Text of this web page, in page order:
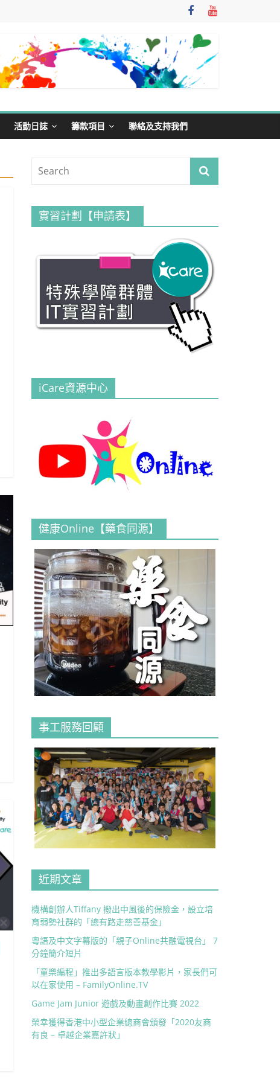
活動日誌 籌款項目 聯絡及支持我們
實習計劃【申請表】
iCare資源中心
健康Online【藥食同源】
事工服務回顧
近期文章
機構創辦人Tiffany 撥出中風後的保險金，設立培
育弱勢社群的「總有路走慈善基金」
粵語及中文字幕版的「親子Online共融電視台」 7
分鐘簡介短片
「童樂編程」推出多語言版本教學影片，家長們可
以在家使用 – FamilyOnline.TV
Game Jam Junior 遊戲及動畫創作比賽 2022
榮幸獲得香港中小型企業總商會頒發「2020友商
有良 – 卓越企業嘉許狀」